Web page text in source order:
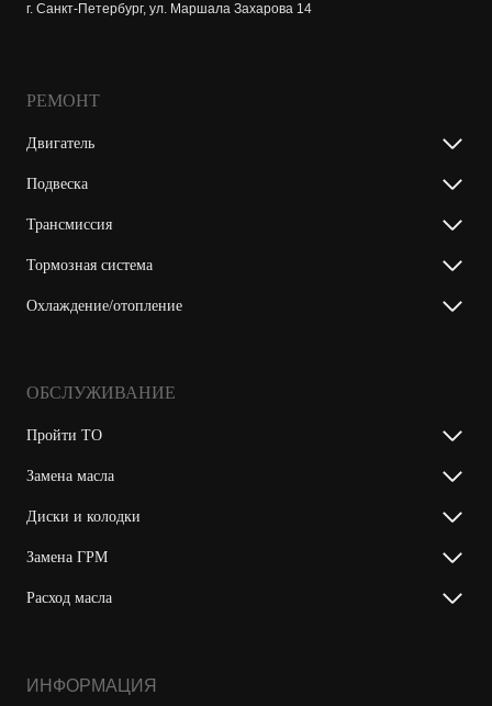
г. Санкт-Петербург, ул. Маршала Захарова 14
РЕМОНТ
Двигатель
Подвеска
Трансмиссия
Тормозная система
Охлаждение/отопление
ОБСЛУЖИВАНИЕ
Пройти ТО
Замена масла
Диски и колодки
Замена ГРМ
Расход масла
ИНФОРМАЦИЯ